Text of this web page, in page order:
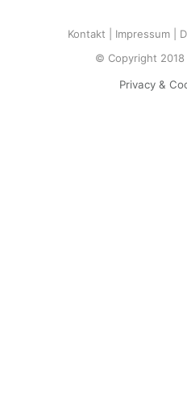
Kontakt Impressum
© Copyright 2018
Privacy &